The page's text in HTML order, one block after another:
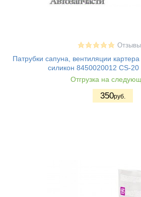
Патрубки сапуна, вентиляции
силикон 8450020012 CS-
Отгрузка на
350руб.